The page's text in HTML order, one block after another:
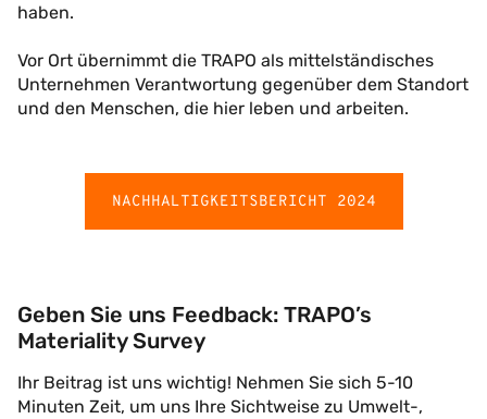
haben.
Vor Ort übernimmt die TRAPO als mittelständisches
Unternehmen Verantwortung gegenüber dem Standort
und den Menschen, die hier leben und arbeiten.
NACHHALTIGKEITSBERICHT 2024
Geben Sie uns Feedback: TRAPO’s
Materiality Survey
Ihr Beitrag ist uns wichtig! Nehmen Sie sich 5-10
Minuten Zeit, um uns Ihre Sichtweise zu Umwelt-,